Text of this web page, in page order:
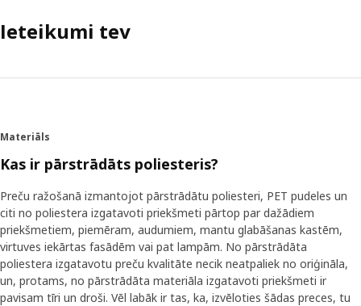
Ieteikumi tev
Materiāls
Kas ir pārstrādāts poliesteris?
Preču ražošanā izmantojot pārstrādātu poliesteri, PET pudeles un
citi no poliestera izgatavoti priekšmeti pārtop par dažādiem
priekšmetiem, piemēram, audumiem, mantu glabāšanas kastēm,
virtuves iekārtas fasādēm vai pat lampām. No pārstrādāta
poliestera izgatavotu preču kvalitāte necik neatpaliek no oriģināla,
un, protams, no pārstrādāta materiāla izgatavoti priekšmeti ir
pavisam tīri un droši. Vēl labāk ir tas, ka, izvēloties šādas preces, tu